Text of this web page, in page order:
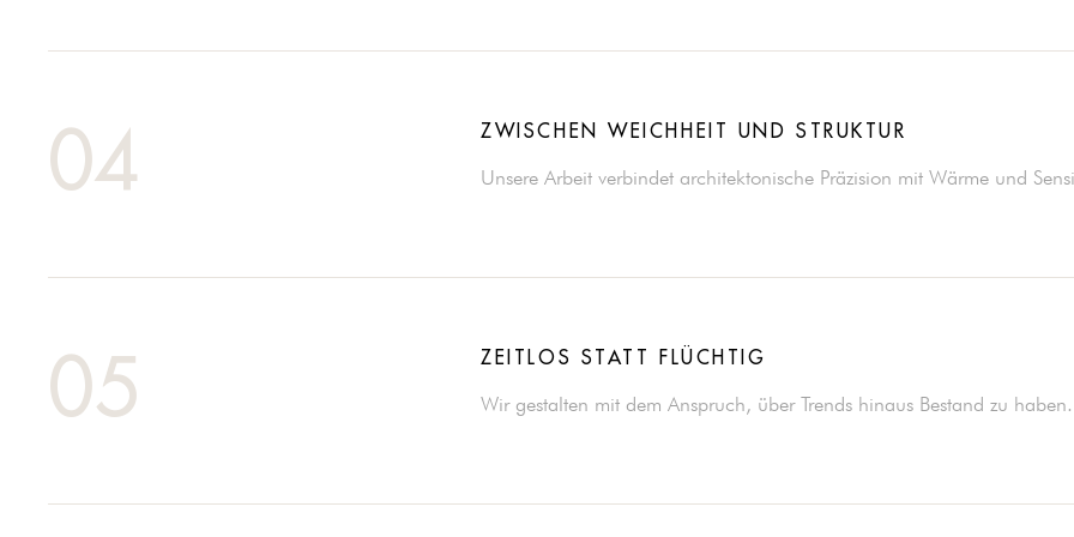
04 ZWISCHEN WEICHHEIT UND STRUKTUR
Unsere Arbeit verbindet architektonische Präzision mit Wärme und
05 ZEITLOS STATT FLÜCHTIG
Wir gestalten mit dem Anspruch, über Trends hinaus Bestand zu haben.